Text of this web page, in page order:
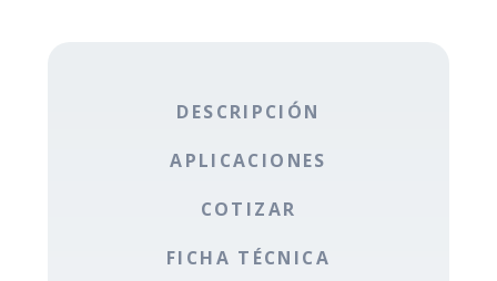
DESCRIPCIÓN
APLICACIONES
COTIZAR
FICHA TÉCNICA